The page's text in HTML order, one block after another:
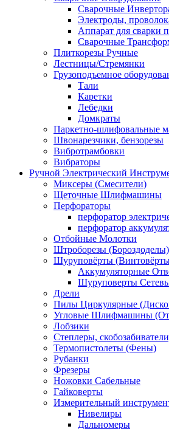
Сварочные
Электроды,
Аппарат для сварки
Сварочные
Плиткорезы Ручные
Лестницы/Стремянки
Грузоподъемное
Тали
Каретки
Лебедки
Домкраты
Паркетно-шлифовальные
Швонарезчики, бензорезы
Вибротрамбовки
Вибраторы
Ручной Электрический
Миксеры (Смесители)
Щеточные Шлифмашины
Перфораторы
перфоратор
перфоратор
Отбойные Молотки
Штроборезы (Бороздоделы)
Шуруповёрты
Аккумуляторные
Шуруповерты
Дрели
Пилы Циркулярные
Угловые Шлифмашины
Лобзики
Степлеры,
Термопистолеты (Фены)
Рубанки
Фрезеры
Ножовки Сабельные
Гайковерты
Измерительный
Нивелиры
Дальномеры